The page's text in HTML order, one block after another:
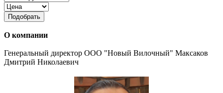
Подобрать
О компании
Генеральный директор ООО "Новый Вилочный" Максаков
Дмитрий Николаевич